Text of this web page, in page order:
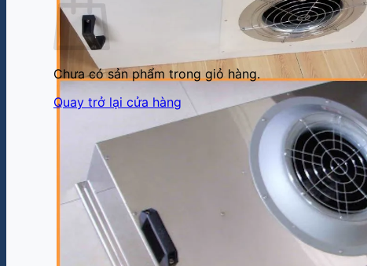
Chưa có sản phẩm trong giỏ hàng.
Quay trở lại cửa hàng